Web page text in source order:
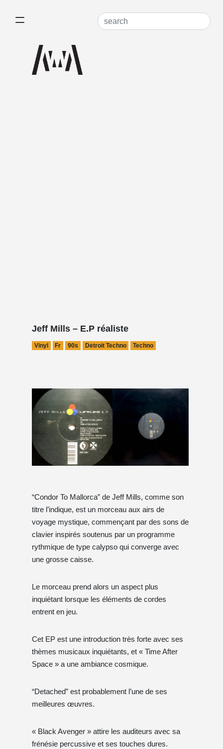
Jeff Mills – E.P réaliste
Vinyl Fr 90s Detroit Techno Techno
“Condor To Mallorca” de Jeff Mills, comme son
titre l’indique, est un morceau aux airs de
voyage mystique, commençant par des sons de
clavier inspirés soutenus par un programme
rythmique de type calypso qui converge avec
une grosse caisse.
Le morceau prend alors un aspect plus
inquiétant lorsque les éléments de cordes
entrent en jeu.
Cet EP est une introduction très forte avec ses
thèmes musicaux inquiétants, et « Time After
Space » a une ambiance cosmique.
“Detached” est probablement l’une de ses
meilleures œuvres.
« Black Avenger » attire les auditeurs avec sa
frénésie percussive et ses touches dures.